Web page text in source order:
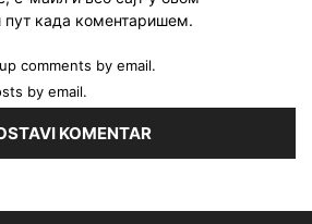
пут када коментаришем.
comments by email.
by email.